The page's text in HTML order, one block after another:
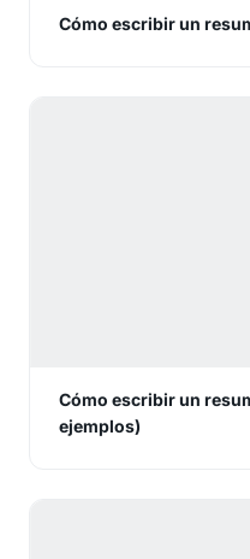
Cómo escribir un
Cómo escribir un
ejemplos)